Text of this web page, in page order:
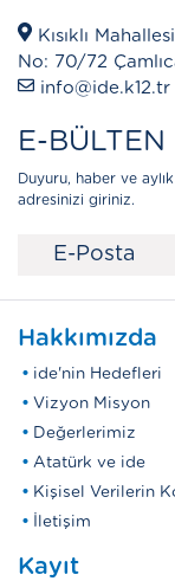
Kısıklı
No: 70/72
info@ide.k12.tr
E-BÜLTEN
Duyuru, haber ve
adresinizi giriniz.
E-Posta
Hakkımızda
ide'nin Hedefleri
Vizyon Misyon
Değerlerimiz
Atatürk ve ide
Kişisel Verilerin
İletişim
Kayıt